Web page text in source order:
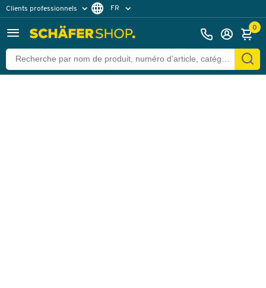
Clients professionnels
Clients particuliers
FR
0
Retour